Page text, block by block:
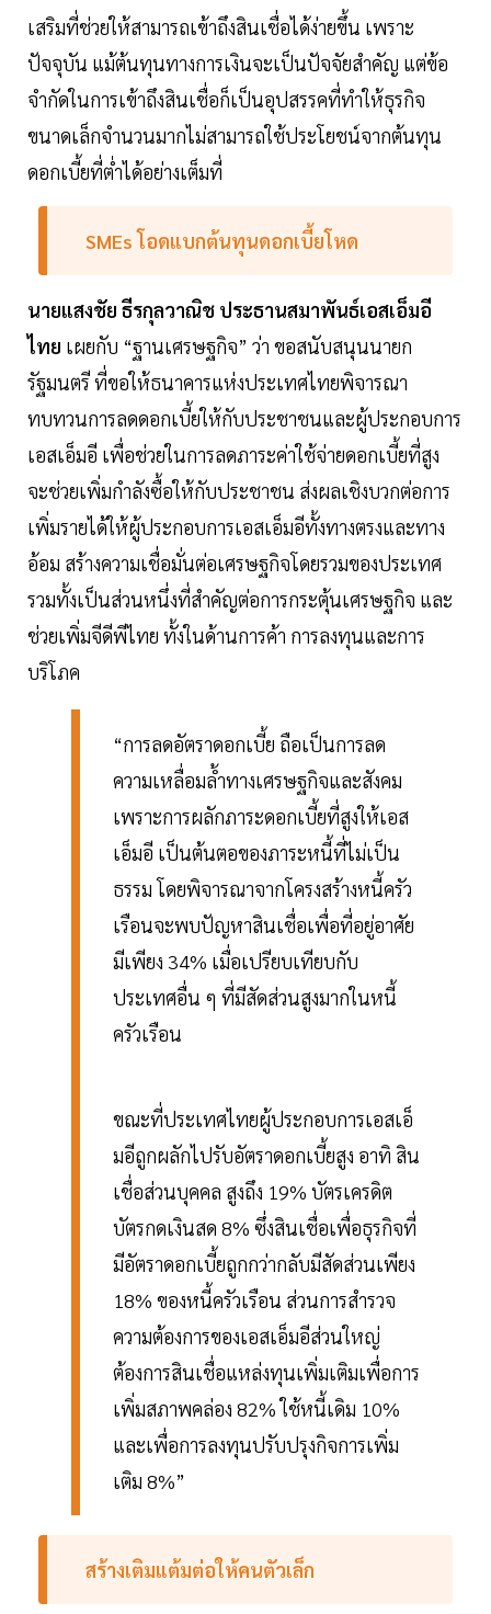
เสริมที่ช่วยให้สามารถเข้าถึงสินเชื่อได้ง่ายขึ้น เพราะ
ปัจจุบัน แม้ต้นทุนทางการเงินจะเป็นปัจจัยสำคัญ แต่ข้อ
จำกัดในการเข้าถึงสินเชื่อก็เป็นอุปสรรคที่ทำให้ธุรกิจ
ขนาดเล็กจำนวนมากไม่สามารถใช้ประโยชน์จากต้นทุน
ดอกเบี้ยที่ต่ำได้อย่างเต็มที่
SMEs โอดแบกต้นทุนดอกเบี้ยโหด
นายแสงชัย ธีรกุลวาณิช ประธานสมาพันธ์เอสเอ็มอี
ไทย เผยกับ “ฐานเศรษฐกิจ” ว่า ขอสนับสนุนนายก
รัฐมนตรี ที่ขอให้ธนาคารแห่งประเทศไทยพิจารณา
ทบทวนการลดดอกเบี้ยให้กับประชาชนและผู้ประกอบการ
เอสเอ็มอี เพื่อช่วยในการลดภาระค่าใช้จ่ายดอกเบี้ยที่สูง
จะช่วยเพิ่มกำลังซื้อให้กับประชาชน ส่งผลเชิงบวกต่อการ
เพิ่มรายได้ให้ผู้ประกอบการเอสเอ็มอีทั้งทางตรงและทาง
อ้อม สร้างความเชื่อมั่นต่อเศรษฐกิจโดยรวมของประเทศ
รวมทั้งเป็นส่วนหนึ่งที่สำคัญต่อการกระตุ้นเศรษฐกิจ และ
ช่วยเพิ่มจีดีพีไทย ทั้งในด้านการค้า การลงทุนและการ
บริโภค
“การลดอัตราดอกเบี้ย ถือเป็นการลด
ความเหลื่อมล้ำทางเศรษฐกิจและสังคม
เพราะการผลักภาระดอกเบี้ยที่สูงให้เอส
เอ็มอี เป็นต้นตอของภาระหนี้ที่ไม่เป็น
ธรรม โดยพิจารณาจากโครงสร้างหนี้ครัว
เรือนจะพบปัญหาสินเชื่อเพื่อที่อยู่อาศัย
มีเพียง 34% เมื่อเปรียบเทียบกับ
ประเทศอื่น ๆ ที่มีสัดส่วนสูงมากในหนี้
ครัวเรือน
ขณะที่ประเทศไทยผู้ประกอบการเอสเอ็
มอีถูกผลักไปรับอัตราดอกเบี้ยสูง อาทิ สิน
เชื่อส่วนบุคคล สูงถึง 19% บัตรเครดิต
บัตรกดเงินสด 8% ซึ่งสินเชื่อเพื่อธุรกิจที่
มีอัตราดอกเบี้ยถูกกว่ากลับมีสัดส่วนเพียง
18% ของหนี้ครัวเรือน ส่วนการสำรวจ
ความต้องการของเอสเอ็มอีส่วนใหญ่
ต้องการสินเชื่อแหล่งทุนเพิ่มเติมเพื่อการ
เพิ่มสภาพคล่อง 82% ใช้หนี้เดิม 10%
และเพื่อการลงทุนปรับปรุงกิจการเพิ่ม
เติม 8%”
สร้างเติมแต้มต่อให้คนตัวเล็ก